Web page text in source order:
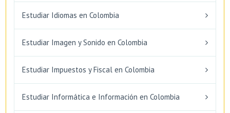
Estudiar Idiomas en Colombia
Estudiar Imagen y Sonido en Colombia
Estudiar Impuestos y Fiscal en Colombia
Estudiar Informática e Información en Colombia